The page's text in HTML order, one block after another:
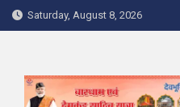
Skip
to
Saturday, August 8, 2026